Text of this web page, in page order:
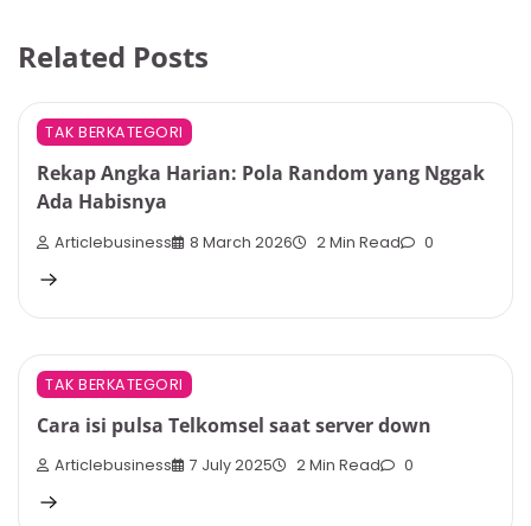
Related Posts
TAK BERKATEGORI
Rekap Angka Harian: Pola Random yang Nggak
Ada Habisnya
Articlebusiness 8 March 2026 2 Min Read 0
TAK BERKATEGORI
Cara isi pulsa Telkomsel saat server down
Articlebusiness 7 July 2025 2 Min Read 0